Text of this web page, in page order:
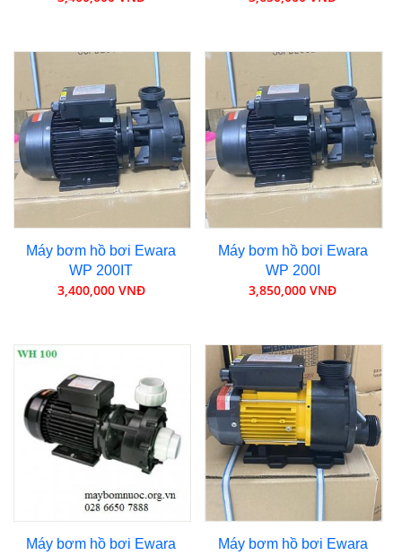
Máy bơm hồ bơi Ewara
WP 200IT
3,400,000 VNĐ
Máy bơm hồ bơi Ewara
WP 200I
3,850,000 VNĐ
Máy bơm hồ bơi Ewara Máy bơm hồ bơi Ewara